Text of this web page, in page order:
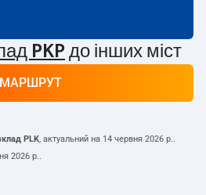
PKP до інших міст
МАРШРУТ
PLK, актуальний на 14 червня 2026 р..
2026 р..